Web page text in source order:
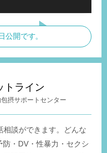
公開です。
トライン
摂サポートセンター
相談ができます。どんな
・DV・性暴力・セクシ